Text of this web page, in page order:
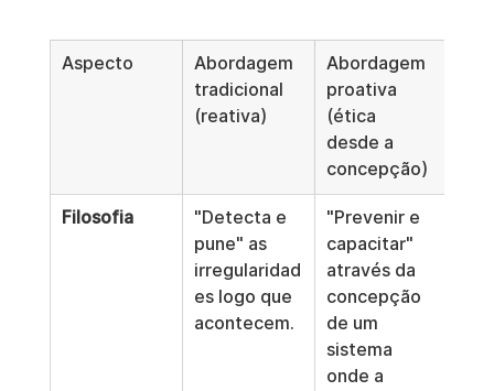
Aspecto
Abordagem
tradicional
(reativa)
Abordagem
proativa
(ética
desde a
concepção)
Filosofia
"Detecta e
pune" as
irregularidad
es logo que
acontecem.
"Prevenir e
capacitar"
através da
concepção
de um
sistema
onde a